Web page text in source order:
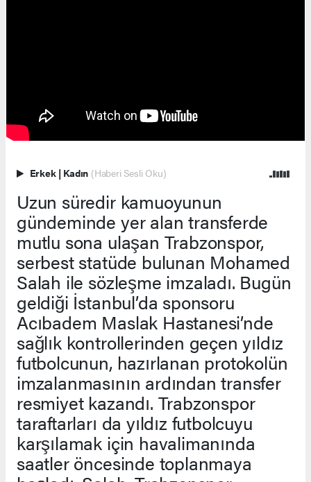
Erkek | Kadın (Haberi Sesli Oku)
Uzun süredir kamuoyunun
gündeminde yer alan transferde
mutlu sona ulaşan Trabzonspor,
serbest statüde bulunan Mohamed
Salah ile sözleşme imzaladı. Bugün
geldiği İstanbul’da sponsoru
Acıbadem Maslak Hastanesi’nde
sağlık kontrollerinden geçen yıldız
futbolcunun, hazırlanan protokolün
imzalanmasının ardından transfer
resmiyet kazandı. Trabzonspor
taraftarları da yıldız futbolcuyu
karşılamak için havalimanında
saatler öncesinde toplanmaya